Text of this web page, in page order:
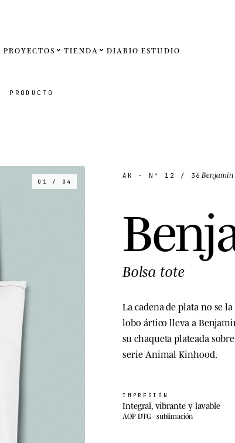
PROYECTOS TIENDA DIARIO ESTUDIO
Reino Unido
Internacional
PRODUCTO
01 / 04
AK · Nº 12 / 36 Benjamin
Benj
Bolsa tote
La cadena de plata no se
lobo ártico lleva a
su chaqueta plateada
serie Animal Kinhood.
IMPRESIÓN
Integral, vibrante y lavable
AOP DTG · sublimación